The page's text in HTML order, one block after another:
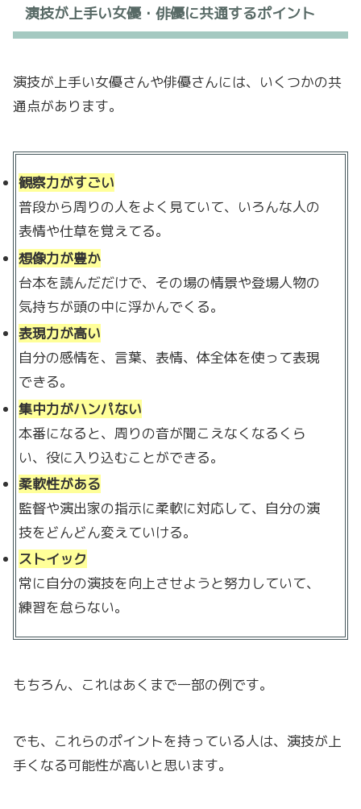
演技が上手い女優・俳優に共通するポイント
演技が上手い女優さんや俳優さんには、いくつかの共
通点があります。
観察力がすごい
普段から周りの人をよく見ていて、いろんな人の
表情や仕草を覚えてる。
想像力が豊か
台本を読んだだけで、その場の情景や登場人物の
気持ちが頭の中に浮かんでくる。
表現力が高い
自分の感情を、言葉、表情、体全体を使って表現
できる。
集中力がハンパない
本番になると、周りの音が聞こえなくなるくら
い、役に入り込むことができる。
柔軟性がある
監督や演出家の指示に柔軟に対応して、自分の演
技をどんどん変えていける。
ストイック
常に自分の演技を向上させようと努力していて、
練習を怠らない。
もちろん、これはあくまで一部の例です。
でも、これらのポイントを持っている人は、演技が上
手くなる可能性が高いと思います。